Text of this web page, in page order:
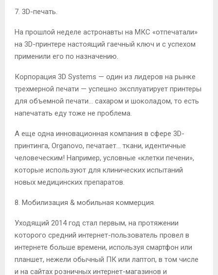
7. 3D-печать.
На прошлой неделе астронавты на МКС «отпечатали»
на 3D-принтере настоящий гаечный ключ и с успехом
применили его по назначению.
Корпорация 3D Systems — один из лидеров на рынке
трехмерной печати — успешно эксплуатирует принтеры
для объемной печати… сахаром и шоколадом, то есть
напечатать еду тоже не проблема.
А еще одна инновационная компания в сфере 3D-
принтинга, Organovo, печатает… ткани, идентичные
человеческим! Например, условные «клетки печени»,
которые используют для клинических испытаний
новых медицинских препаратов.
8. Мобилизация & мобильная коммерция.
Уходящий 2014 год стал первым, на протяжении
которого средний интернет-пользователь провел в
интернете больше времени, используя смартфон или
планшет, нежели обычный ПК или лаптоп, в том числе
и на сайтах розничных интернет-магазинов и